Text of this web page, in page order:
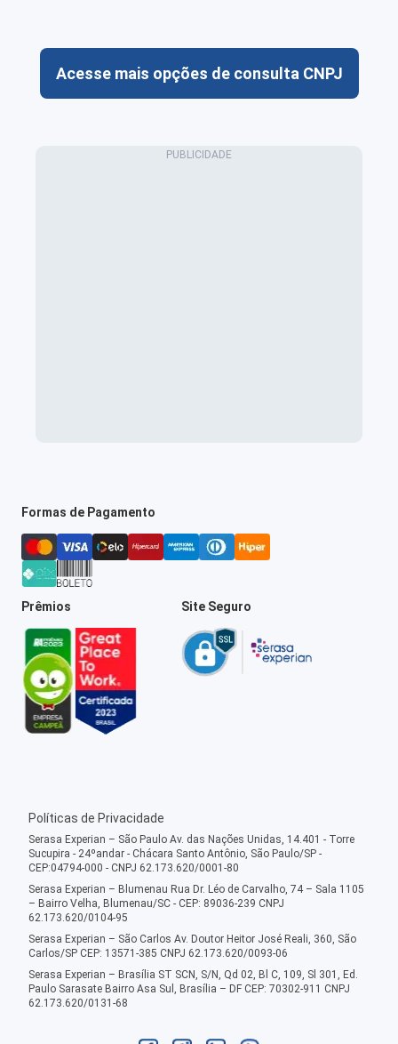
Acesse mais opções de consulta CNPJ
Formas de Pagamento
Prêmios Site Seguro
Políticas de Privacidade
Serasa Experian – São Paulo Av. das Nações Unidas, 14.401 - Torre
Sucupira - 24ºandar - Chácara Santo Antônio, São Paulo/SP -
CEP:04794-000 - CNPJ 62.173.620/0001-80
Serasa Experian – Blumenau Rua Dr. Léo de Carvalho, 74 – Sala 1105
– Bairro Velha, Blumenau/SC - CEP: 89036-239 CNPJ
62.173.620/0104-95
Serasa Experian – São Carlos Av. Doutor Heitor José Reali, 360, São
Carlos/SP CEP: 13571-385 CNPJ 62.173.620/0093-06
Serasa Experian – Brasília ST SCN, S/N, Qd 02, Bl C, 109, Sl 301, Ed.
Paulo Sarasate Bairro Asa Sul, Brasília – DF CEP: 70302-911 CNPJ
62.173.620/0131-68